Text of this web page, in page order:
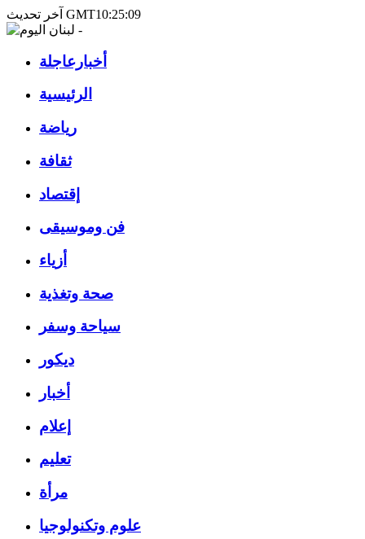
آخر تحديث GMT10:25:09
أخبارعاجلة
الرئيسية
رياضة
ثقافة
إقتصاد
فن وموسيقى
أزياء
صحة وتغذية
سياحة وسفر
ديكور
أخبار
إعلام
تعليم
مرأة
علوم وتكنولوجيا